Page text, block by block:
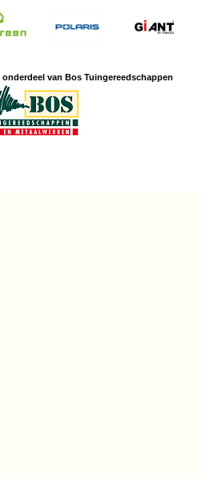
onderdeel van Bos Tuingereedschappen